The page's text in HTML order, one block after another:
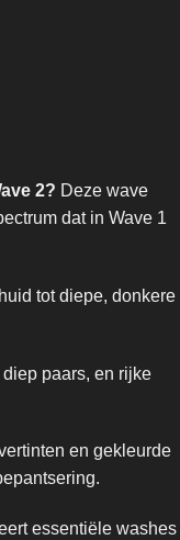
2? Deze wave
dat in Wave 1
tot diepe, donkere
paars, en rijke
en gekleurde
essentiële washes